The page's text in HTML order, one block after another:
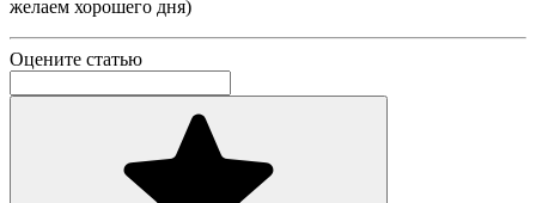
желаем хорошего дня)
Оцените статью